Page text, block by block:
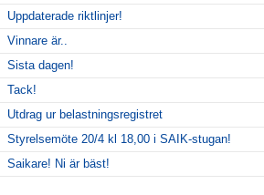
Uppdaterade riktlinjer!
Vinnare är..
Sista dagen!
Tack!
Utdrag ur belastningsregistret
Styrelsemöte 20/4 kl 18,00 i SAIK-stugan!
Saikare! Ni är bäst!